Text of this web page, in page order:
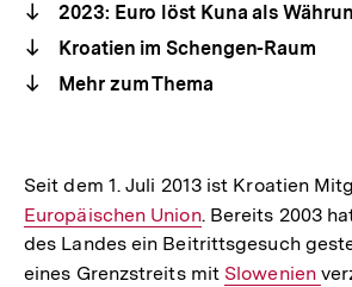
2023: Euro löst Kuna als
Kroatien im Schengen-Raum
Mehr zum Thema
Seit dem 1. Juli 2013 ist Kroatien
Europäischen Union. Bereits 2003
des Landes ein Beitrittsgesuch
eines Grenzstreits mit Interner
Slowenien